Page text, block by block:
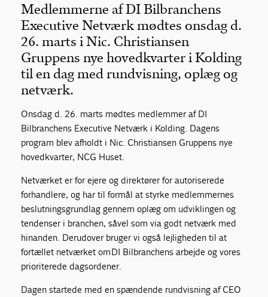
Medlemmerne af DI Bilbranchens
Executive Netværk mødtes onsdag d.
26. marts i Nic. Christiansen
Gruppens nye hovedkvarter i Kolding
til en dag med rundvisning, oplæg og
netværk.
Onsdag d. 26. marts mødtes medlemmer af DI
Bilbranchens Executive Netværk i Kolding. Dagens
program blev afholdt i Nic. Christiansen Gruppens nye
hovedkvarter, NCG Huset.
Netværket er for ejere og direktører for autoriserede
forhandlere, og har til formål at styrke medlemmernes
beslutningsgrundlag gennem oplæg om udviklingen og
tendenser i branchen, såvel som via godt netværk med
hinanden. Derudover bruger vi også lejligheden til at
fortællet netværket om DI Bilbranchens arbejde og vores
prioriterede dagsordener.
Dagen startede med en spændende rundvisning af CEO